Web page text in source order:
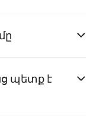
պետք է